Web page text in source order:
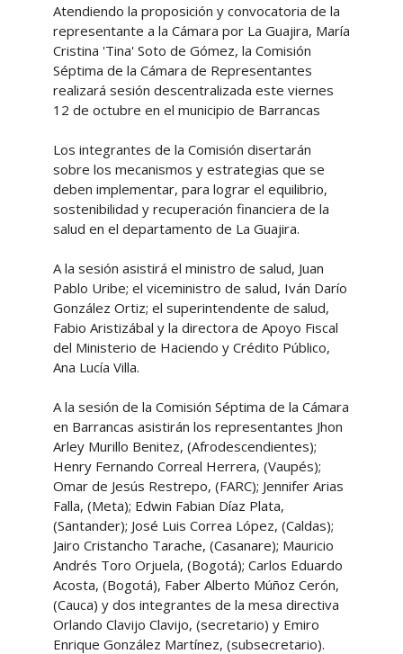
Atendiendo la proposición y convocatoria de la
representante a la Cámara por La Guajira, María
Cristina 'Tina' Soto de Gómez, la Comisión
Séptima de la Cámara de Representantes
realizará sesión descentralizada este viernes
12 de octubre en el municipio de Barrancas
Los integrantes de la Comisión disertarán
sobre los mecanismos y estrategias que se
deben implementar, para lograr el equilibrio,
sostenibilidad y recuperación financiera de la
salud en el departamento de La Guajira.
A la sesión asistirá el ministro de salud, Juan
Pablo Uribe; el viceministro de salud, Iván Darío
González Ortiz; el superintendente de salud,
Fabio Aristizábal y la directora de Apoyo Fiscal
del Ministerio de Haciendo y Crédito Público,
Ana Lucía Villa.
A la sesión de la Comisión Séptima de la Cámara
en Barrancas asistirán los representantes Jhon
Arley Murillo Benitez, (Afrodescendientes);
Henry Fernando Correal Herrera, (Vaupés);
Omar de Jesús Restrepo, (FARC); Jennifer Arias
Falla, (Meta); Edwin Fabian Díaz Plata,
(Santander); José Luis Correa López, (Caldas);
Jairo Cristancho Tarache, (Casanare); Mauricio
Andrés Toro Orjuela, (Bogotá); Carlos Eduardo
Acosta, (Bogotá), Faber Alberto Múñoz Cerón,
(Cauca) y dos integrantes de la mesa directiva
Orlando Clavijo Clavijo, (secretario) y Emiro
Enrique González Martínez, (subsecretario).